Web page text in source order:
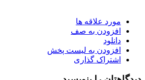
مورد علاقه ها
افزودن به صف
دانلود
افزودن به لیست پخش
اشتراک گذاری